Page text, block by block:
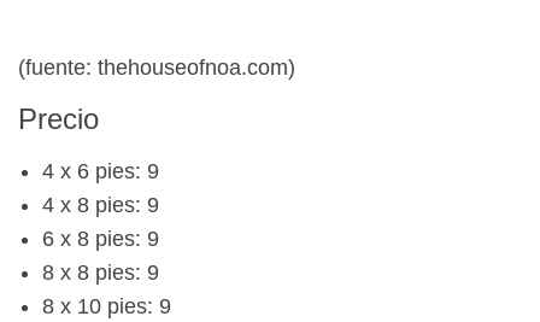
(fuente: thehouseofnoa.com)
Precio
4 x 6 pies: 9
4 x 8 pies: 9
6 x 8 pies: 9
8 x 8 pies: 9
8 x 10 pies: 9